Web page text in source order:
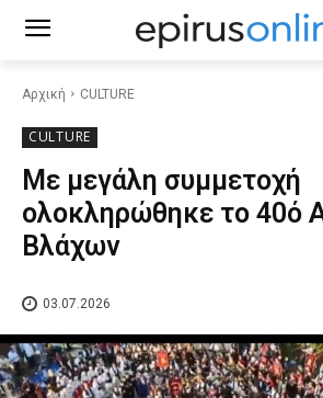
Αρχική CULTURE
CULTURE
Με μεγάλη συμμετοχή
ολοκληρώθηκε το 40ό
Βλάχων
03.07.2026